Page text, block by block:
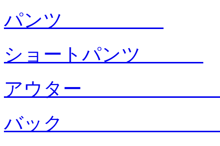
パンツ
ショートパンツ
アウタ
バック